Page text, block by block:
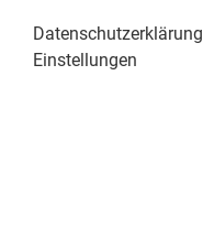
Datenschutzerklärung
Einstellungen